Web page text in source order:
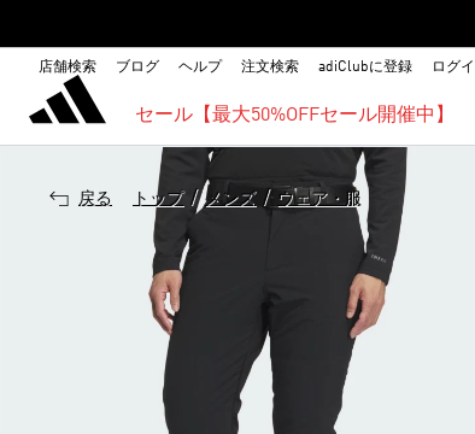
店舗検索 ブログ ヘルプ 注文検索 adiClubに登録 ログ
セール【最大50%OFFセール開催中】
戻る トップ / メンズ / ウェア・服